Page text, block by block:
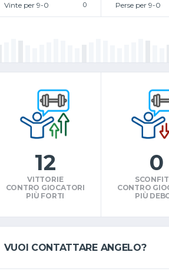
Vinte per 9-0 0 Perse per 9-0
12
VITTORIE
CONTRO GIOCATORI
PIÙ FORTI
0
CONTRO
PIÙ
VUOI CONTATTARE ANGELO?